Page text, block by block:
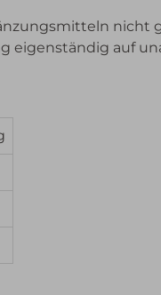
nicht
eigenständig auf